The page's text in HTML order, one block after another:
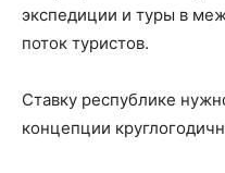
экспедиции и туры в
поток туристов.
Ставку республике
концепции